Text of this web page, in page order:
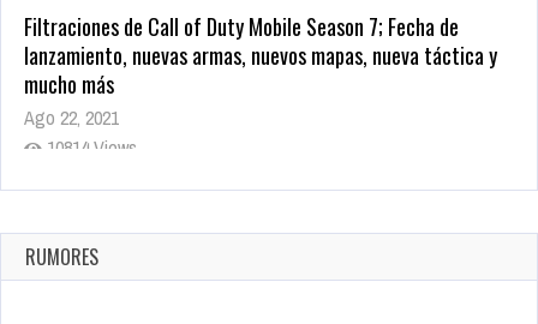
Filtraciones de Call of Duty Mobile Season 7; Fecha de
lanzamiento, nuevas armas, nuevos mapas, nueva táctica y
mucho más
Ago 22, 2021
10814 Views
La configuración de Call of Duty 2021 aparentemente ya fue
Ago 8, 2021
9996 Views
RUMORES